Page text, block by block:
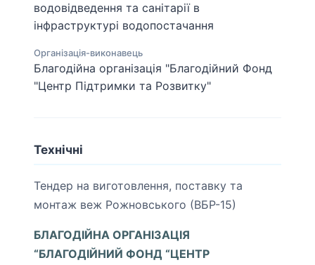
водовідведення та санітарії в
інфраструктурі водопостачання
Організація-виконавець
Благодійна організація "Благодійний Фонд
"Центр Підтримки та Розвитку"
Технічні
Тендер на виготовлення, поставку та
монтаж веж Рожновського (ВБР-15)
БЛАГОДІЙНА ОРГАНІЗАЦІЯ
“БЛАГОДІЙНИЙ ФОНД “ЦЕНТР